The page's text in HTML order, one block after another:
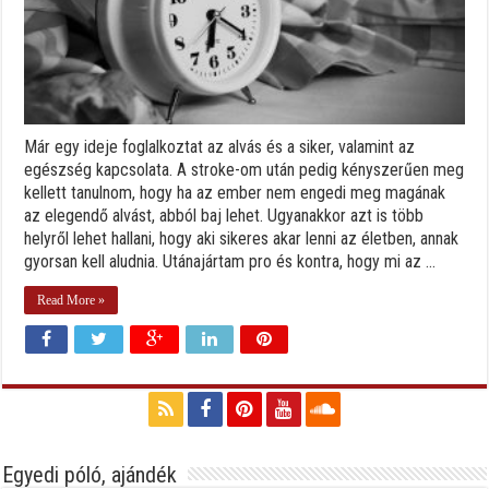
Már egy ideje foglalkoztat az alvás és a siker, valamint az
egészség kapcsolata. A stroke-om után pedig kényszerűen meg
kellett tanulnom, hogy ha az ember nem engedi meg magának
az elegendő alvást, abból baj lehet. Ugyanakkor azt is több
helyről lehet hallani, hogy aki sikeres akar lenni az életben, annak
gyorsan kell aludnia. Utánajártam pro és kontra, hogy mi az ...
Read More »
Egyedi póló, ajándék